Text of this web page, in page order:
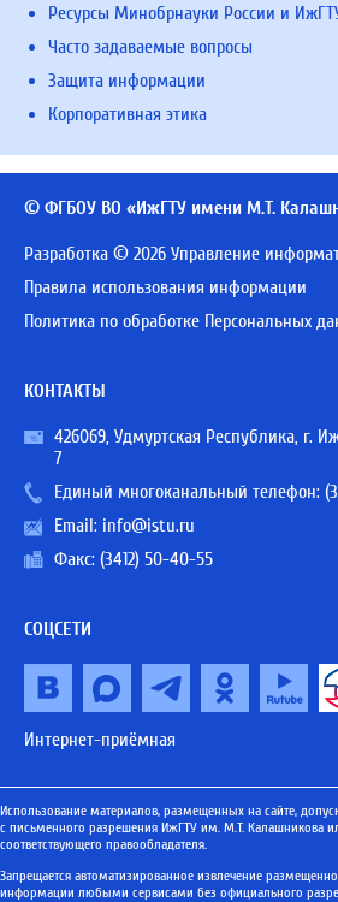
Ресурсы Минобрнауки России и
Часто задаваемые вопросы
Защита информации
Корпоративная этика
© ФГБОУ ВО «ИжГТУ имени М.Т.
Разработка © 2026 Управление
Правила использования информации
Политика по обработке Персональных
КОНТАКТЫ
426069, Удмуртская Республика, г.
7
Единый многоканальный телефон:
Email: info@istu.ru
Факс: (3412) 50-40-55
СОЦСЕТИ
Интернет-приёмная
Использование материалов, размещенных на сайте,
с письменного разрешения ИжГТУ им. М.Т. Калашникова
соответствующего правообладателя.
Запрещается автоматизированное извлечение
информации любыми сервисами без официального